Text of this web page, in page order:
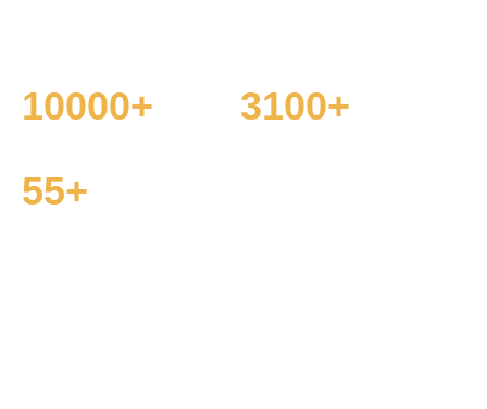
10000+ 3100+
55+